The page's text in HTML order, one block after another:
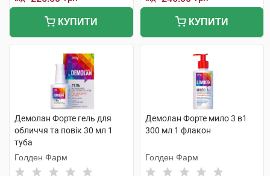
КУПИТИ КУПИТИ
Демолан Форте гель для
обличчя та повік 30 мл 1
туба
Голден Фарм
Демолан Форте мило 3 в1
300 мл 1 флакон
Голден Фарм